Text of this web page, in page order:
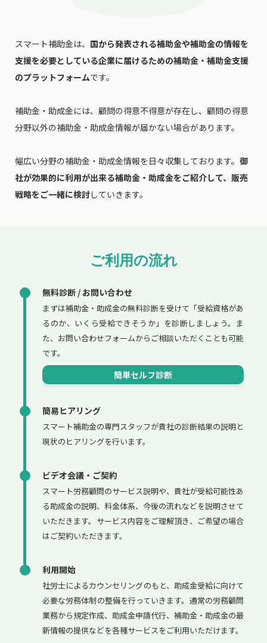
スマート補助金は、 国から発表される補助金や補助金の情報を
支援を必要としている企業に届けるための補助金・補助金支援
のプラットフォームです。
補助金・助成金には、顧問の得意不得意が存在し、顧問の得意
分野以外の補助金・助成金情報が届かない場合があります。
幅広い分野の補助金・助成金情報を日々収集しております。 御
社が効果的に利用が出来る補助金・助成金をご紹介して、販売
戦略をご一緒に検討していきます。
ご利用の流れ
無料診断 / お問い合わせ
まずは補助金・助成金の無料診断を受けて「受給資格があ
るのか、いくら受給できそうか」を診断しましょう。ま
た、お問い合わせフォームからご相談いただくことも可能
です。
簡単セルフ診断
簡易ヒアリング
スマート補助金の専門スタッフが貴社の診断結果の説明と
現状のヒアリングを行います。
ビデオ会議・ご契約
スマート労務顧問のサービス説明や、貴社が受給可能性あ
る助成金の説明、料金体系、今後の流れなどを説明させて
いただきます。サービス内容をご理解頂き、ご希望の場合
はご契約いただきます。
利用開始
社労士によるカウンセリングのもと、助成金受給に向けて
必要な労務体制の整備を行っていきます。通常の労務顧問
業務から規定作成、助成金申請代行、補助金・助成金の最
新情報の提供などを各種サービスをご利用いただけます。